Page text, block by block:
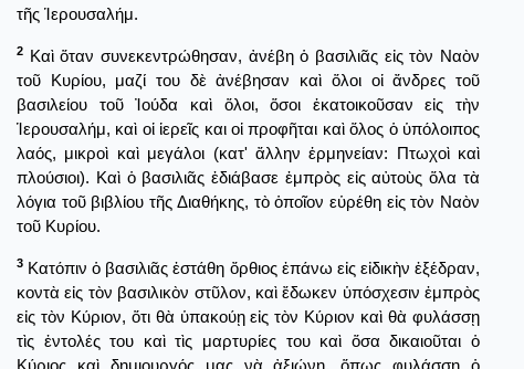
τῆς Ἱερουσαλήμ.
2 Καὶ ὅταν συνεκεντρώθησαν, ἀνέβη ὁ βασιλιᾶς εἰς τὸν Ναὸν
τοῦ Κυρίου, μαζί του δὲ ἀνέβησαν καὶ ὅλοι οἱ ἄνδρες τοῦ
βασιλείου τοῦ Ἰούδα καὶ ὅλοι, ὅσοι ἑκατοικοῦσαν εἰς τὴν
Ἱερουσαλήμ, καὶ οἱ ἱερεῖς και οἱ προφῆται καὶ ὅλος ὁ ὑπόλοιπος
λαός, μικροὶ καὶ μεγάλοι (κατ' ἄλλην ἑρμηνείαν: Πτωχοὶ καὶ
πλούσιοι). Καὶ ὁ βασιλιᾶς ἐδιάβασε ἐμπρὸς εἰς αὐτοὺς ὅλα τὰ
λόγια τοῦ βιβλίου τῆς Διαθήκης, τὸ ὁποῖον εὑρέθη εἰς τὸν Ναὸν
τοῦ Κυρίου.
3 Κατόπιν ὁ βασιλιᾶς ἐστάθη ὄρθιος ἐπάνω εἰς εἰδικὴν ἐξέδραν,
κοντὰ εἰς τὸν βασιλικὸν στῦλον, καὶ ἔδωκεν ὑπόσχεσιν ἐμπρὸς
εἰς τὸν Κύριον, ὅτι θὰ ὑπακούῃ εἰς τὸν Κύριον καὶ θὰ φυλάσσῃ
τὶς ἐντολές του καὶ τὶς μαρτυρίες του καὶ ὅσα δικαιοῦται ὁ
Κύριος καὶ δημιουργός μας νὰ ἀξιώνῃ, ὅπως φυλάσσῃ ὁ